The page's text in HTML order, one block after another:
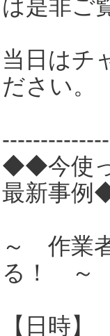
は是非ご
当日はチ
ださい。
◆◆今使っ
最新事
～ 作業
る！ ～
【日時】